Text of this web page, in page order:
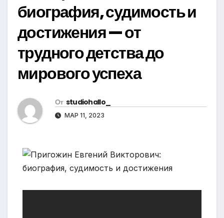
биография, судимость и
достижения — от
трудного детства до
мирового успеха
От studiohallo_
МАР 11, 2023